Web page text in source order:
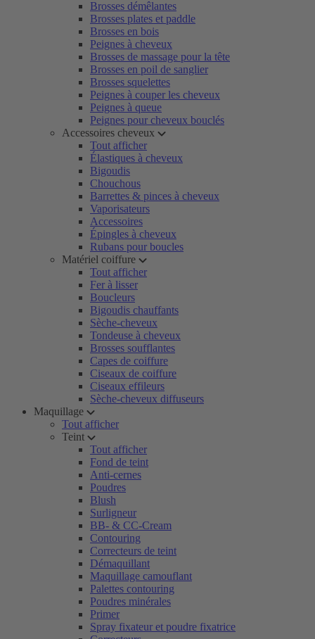
Brosses démêlantes
Brosses plates et paddle
Brosses en bois
Peignes à cheveux
Brosses de massage pour la tête
Brosses en poil de sanglier
Brosses squelettes
Peignes à couper les cheveux
Peignes à queue
Peignes pour cheveux bouclés
Accessoires cheveux
Tout afficher
Élastiques à cheveux
Bigoudis
Chouchous
Barrettes & pinces à cheveux
Vaporisateurs
Accessoires
Épingles à cheveux
Rubans pour boucles
Matériel coiffure
Tout afficher
Fer à lisser
Boucleurs
Bigoudis chauffants
Sèche-cheveux
Tondeuse à cheveux
Brosses soufflantes
Capes de coiffure
Ciseaux de coiffure
Ciseaux effileurs
Sèche-cheveux diffuseurs
Maquillage
Tout afficher
Teint
Tout afficher
Fond de teint
Anti-cernes
Poudres
Blush
Surligneur
BB- & CC-Cream
Contouring
Correcteurs de teint
Démaquillant
Maquillage camouflant
Palettes contouring
Poudres minérales
Primer
Spray fixateur et poudre fixatrice